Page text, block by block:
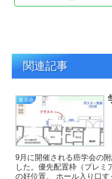
関連記事
展示会
9月に開催される癌学会の
した。優先配置枠（プレミ
の好位置。 ホール入り口